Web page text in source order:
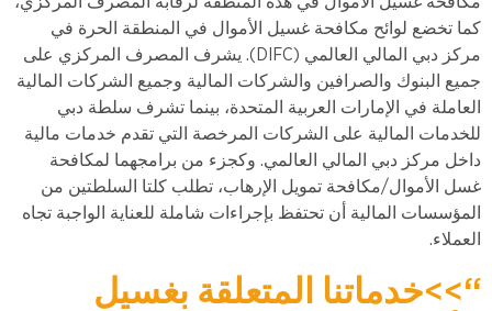
كما تخضع لوائح مكافحة غسيل الأموال في المنطقة الحرة في
مركز دبي المالي العالمي (DIFC). يشرف المصرف المركزي على
جميع البنوك والصرافين والشركات المالية وجميع الشركات المالية
العاملة في الإمارات العربية المتحدة، بينما تشرف سلطة دبي
للخدمات المالية على الشركات المرخصة التي تقدم خدمات مالية
داخل مركز دبي المالي العالمي. وكجزء من برامجهما لمكافحة
غسل الأموال/مكافحة تمويل الإرهاب، تطلب كلتا السلطتين من
المؤسسات المالية أن تحتفظ بإجراءات شاملة للعناية الواجبة تجاه
العملاء.
“
>>خدماتنا المتعلقة بغسيل